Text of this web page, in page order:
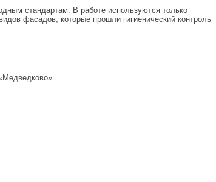
стандартам. В работе используются только
фасадов, которые прошли гигиенический контроль